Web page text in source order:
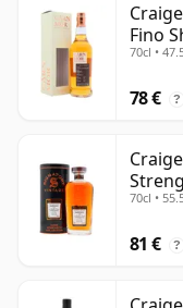
Fino
70cl •
78 € ?
70cl •
81 € ?